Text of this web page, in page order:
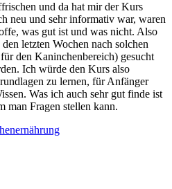
und da hat mir der Kurs
neu und sehr informativ war, waren
was gut ist und was nicht. Also
letzten Wochen nach solchen
den Kaninchenbereich) gesucht
Ich würde den Kurs also
zu lernen, für Anfänger
Was ich auch sehr gut finde ist
man Fragen stellen kann.